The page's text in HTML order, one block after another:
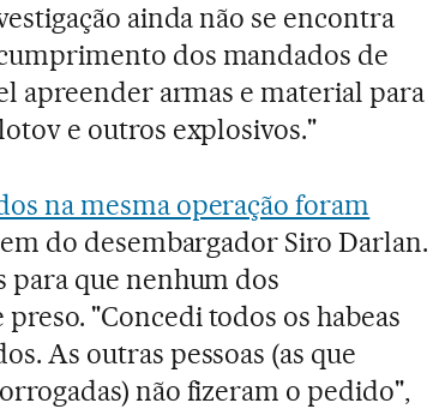
ainda não se encontra
dos mandados de
apreender armas e material para
e outros explosivos."
na mesma operação foram
do desembargador Siro Darlan.
para que nenhum dos
"Concedi todos os habeas
As outras pessoas (as que
não fizeram o pedido",